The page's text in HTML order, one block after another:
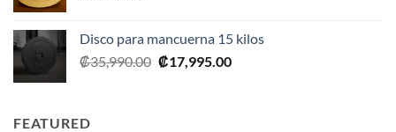
Disco para mancuerna 15 kilos
₡35,990.00 El
₡17,995.00El
FEATURED